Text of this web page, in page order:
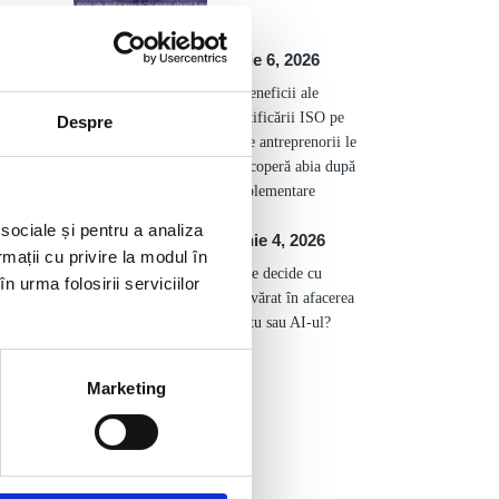
Despre
și pentru a analiza
cu privire la modul în
urma folosirii serviciilor
Marketing
iulie 6, 2026
6 beneficii ale
certificării ISO pe
care antreprenorii le
descoperă abia după
implementare
iunie 4, 2026
Cine decide cu
adevărat în afacerea
ta: tu sau AI-ul?
Etichete